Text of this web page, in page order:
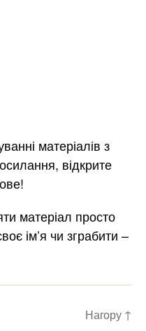
матеріалів з
відкрите
матеріал просто
ім’я чи зграбити –
Нагору ↑